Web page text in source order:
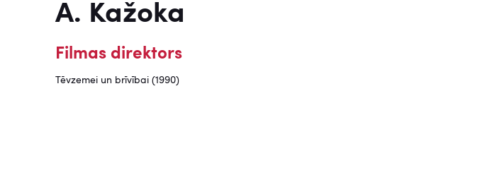
A. Kažoka
Filmas direktors
Tēvzemei un brīvībai (1990)